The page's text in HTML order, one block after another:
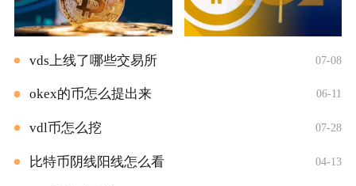
vds上线了哪些交易所 07-08
okex的币怎么提出来 06-11
vdl币怎么挖 07-28
比特币阴线阳线怎么看 04-13